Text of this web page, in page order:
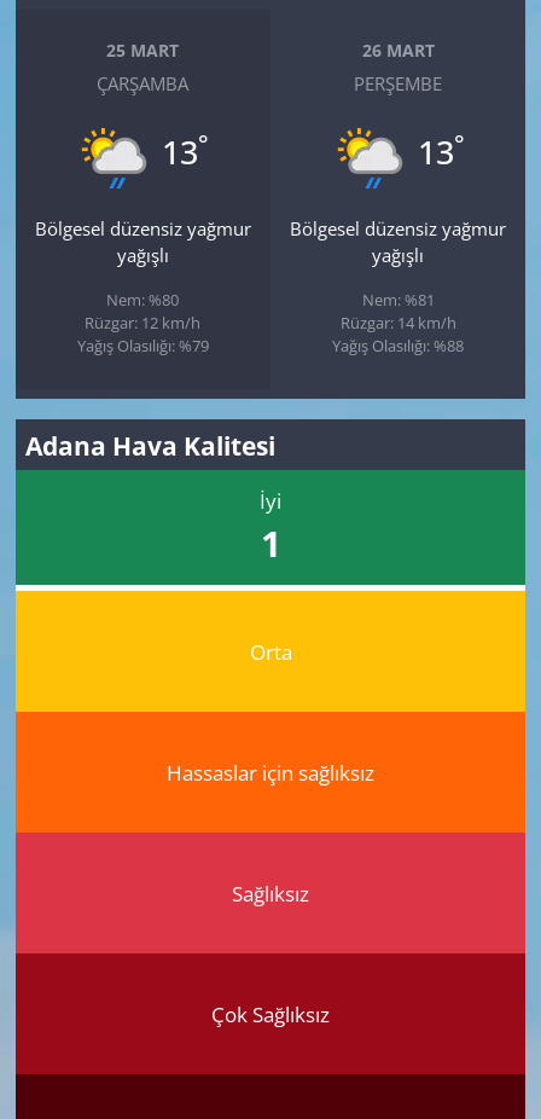
25 MART
ÇARŞAMBA
13°
Bölgesel düzensiz yağmur
yağışlı
Nem: %80
Rüzgar: 12 km/h
Yağış Olasılığı: %79
26 MART
PERŞEMBE
13°
Bölgesel düzensiz yağmur
yağışlı
Nem: %81
Rüzgar: 14 km/h
Yağış Olasılığı: %88
Adana Hava Kalitesi
İyi
1
Orta
Hassaslar için sağlıksız
Sağlıksız
Çok Sağlıksız